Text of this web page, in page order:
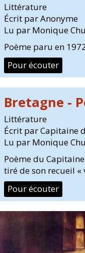
Littérature
Écrit par Anonyme
Lu par Monique
Poème paru en
Pour écouter
Bretagne -
Littérature
Écrit par Capitaine
Lu par Monique
Poème du
tiré de son recueil «
Pour écouter